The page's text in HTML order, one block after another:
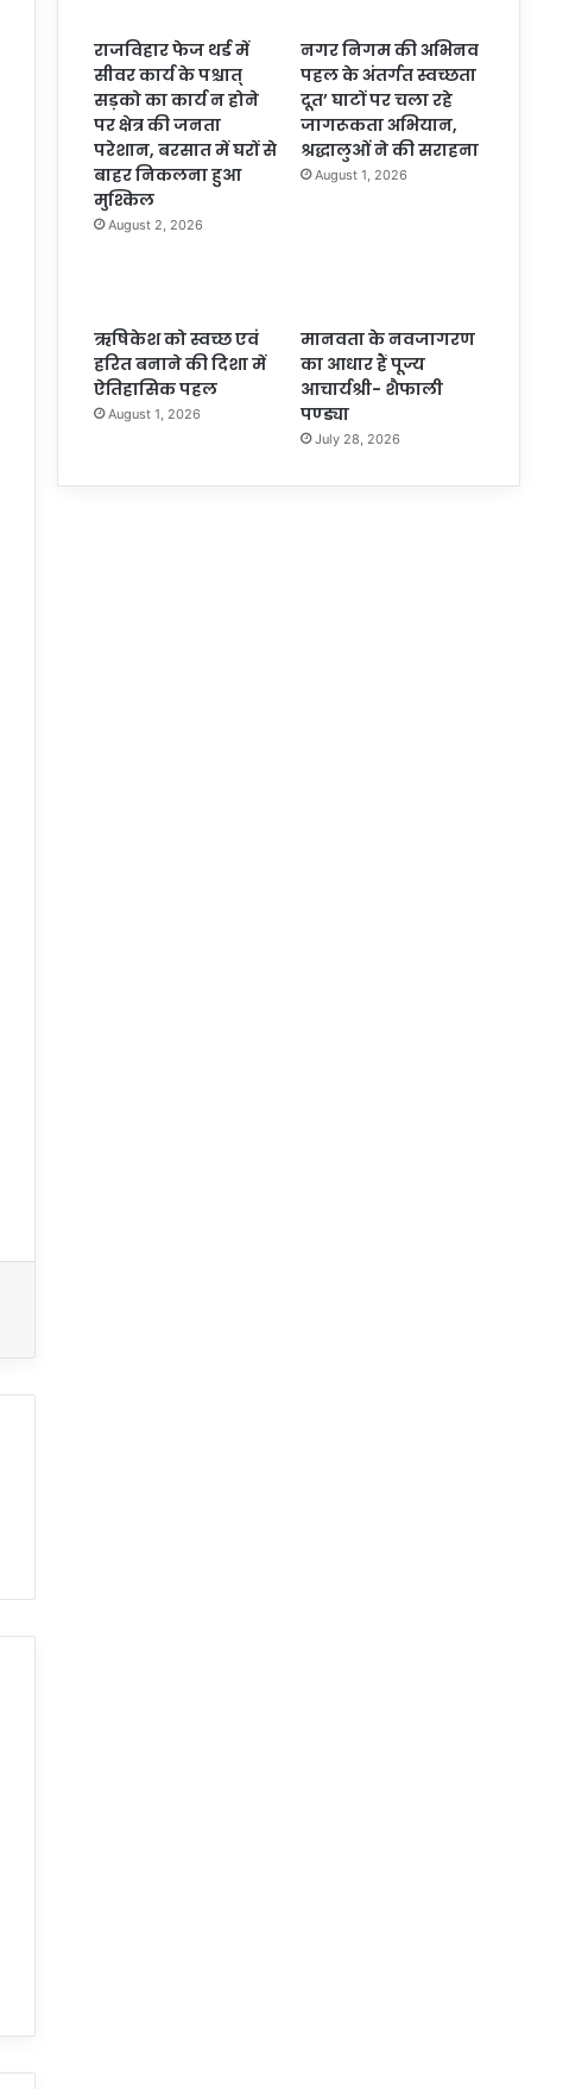
राजविहार फेज थर्ड में
सीवर कार्य के पश्चात्
सड़को का कार्य न होने
पर क्षेत्र की जनता
परेशान, बरसात में घरों से
बाहर निकलना हुआ
मुश्किल
August 2, 2026
नगर निगम की अभिनव
पहल के अंतर्गत स्वच्छता
दूत’ घाटों पर चला रहे
जागरूकता अभियान,
श्रद्धालुओं ने की सराहना
August 1, 2026
ऋषिकेश को स्वच्छ एवं
हरित बनाने की दिशा में
ऐतिहासिक पहल
August 1, 2026
मानवता के नवजागरण
का आधार हैं पूज्य
आचार्यश्री- शैफाली
पण्ड्या
July 28, 2026